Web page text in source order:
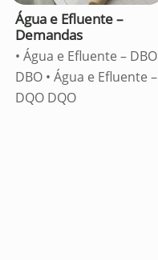
Água e Efluente –
Demandas
• Água e Efluente – DBO
DBO • Água e Efluente –
DQO DQO